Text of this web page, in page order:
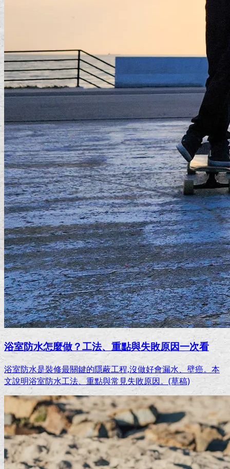
浴室防水怎麼做？工法、重點與失敗原因一次看
浴室防水是裝修最關鍵的隱蔽工程,沒做好會漏水、壁癌。本
文說明浴室防水工法、重點與常見失敗原因。(草稿)